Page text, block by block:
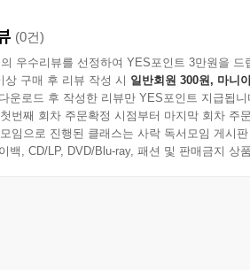
작은 동생이 와서 하루하루의 생활이
(0건)
우수리뷰를 선정하여 YES포인트 3만원을 드
상 구매 후 리뷰 작성 시 일반회원 300원, 마니
운로드 후 작성한 리뷰만 YES포인트 지급됩니
번째 회차 주문확정 시점부터 마지막 회차 주
임으로 진행된 클래스는 사락 독서모임 게시
백, CD/LP, DVD/Blu-ray, 패션 및 판매금지 상